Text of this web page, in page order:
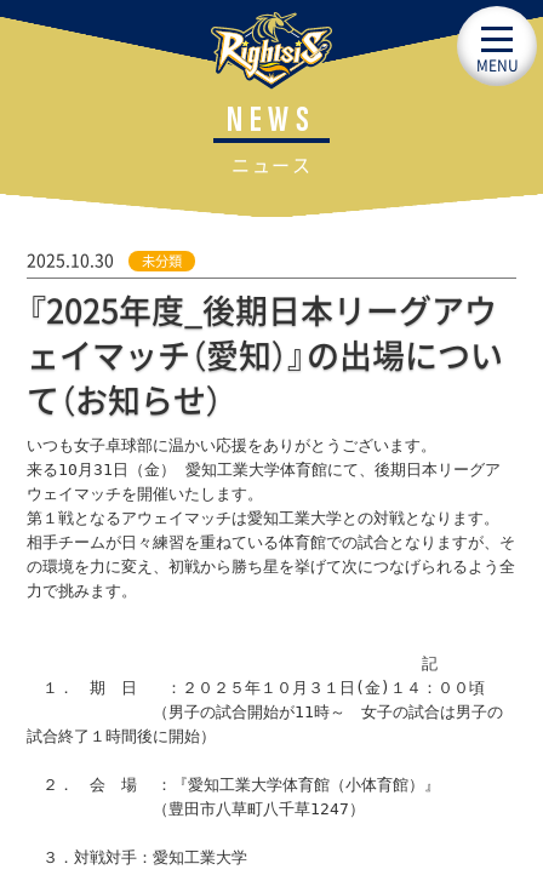
MENU
NEWS
ニュース
2025.10.30 未分類
『2025年度_後期日本リーグアウ
ェイマッチ（愛知）』の出場につい
て（お知らせ）
いつも女子卓球部に温かい応援をありがとうございます。
来る10月31日（金） 愛知工業大学体育館にて、後期日本リーグア
ウェイマッチを開催いたします。
第１戦となるアウェイマッチは愛知工業大学との対戦となります。
相手チームが日々練習を重ねている体育館での試合となりますが、そ
の環境を力に変え、初戦から勝ち星を挙げて次につなげられるよう全
力で挑みます。
記
１．　期　日   ：２０２５年１０月３１日(金)１４：００頃
（男子の試合開始が11時～　女子の試合は男子の
試合終了１時間後に開始）
２．　会　場  ：『愛知工業大学体育館（小体育館）』
（豊田市八草町八千草1247）
３．対戦対手：愛知工業大学